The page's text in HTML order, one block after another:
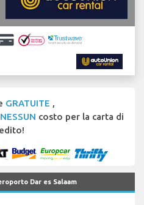
GRATUITE ,
NESSUN costo per la carta di
Dar es Salaam